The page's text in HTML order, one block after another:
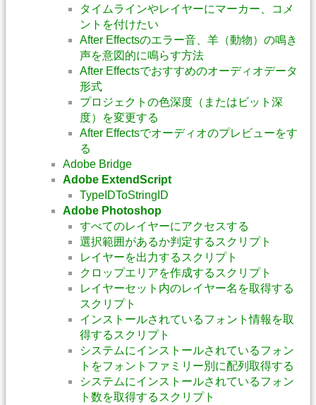
タイムラインやレイヤーにマーカー、コメ
ントを付けたい
After Effectsのエラー音、羊（動物）の鳴き
声を意図的に鳴らす方法
After Effectsでおすすめのオーディオデータ
形式
プロジェクトの色深度（またはビット深
度）を変更する
After Effectsでオーディオのプレビューをす
る
Adobe Bridge
Adobe ExtendScript
TypeIDToStringID
Adobe Photoshop
すべてのレイヤーにアクセスする
選択範囲があるか判定するスクリプト
レイヤーを出力するスクリプト
クロップエリアを作成するスクリプト
レイヤーセット内のレイヤー名を取得する
スクリプト
インストールされているフォント情報を取
得するスクリプト
システムにインストールされているフォン
トをフォントファミリー別に配列取得する
システムにインストールされているフォン
ト数を取得するスクリプト